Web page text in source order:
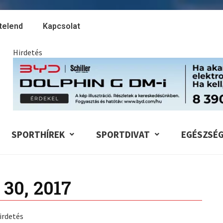
Kapcsolat
Hirdetés
SPORTHÍREK SPORTDIVAT EGÉSZSÉG
2017